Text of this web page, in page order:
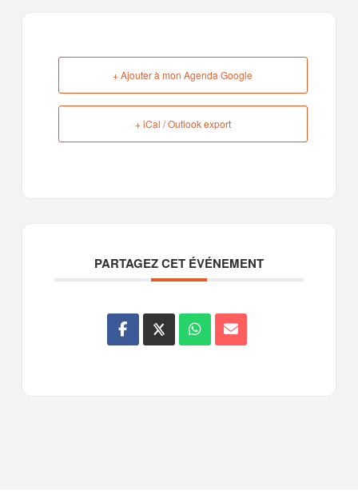
+ Ajouter à mon Agenda Google
+ iCal / Outlook export
PARTAGEZ CET ÉVÉNEMENT